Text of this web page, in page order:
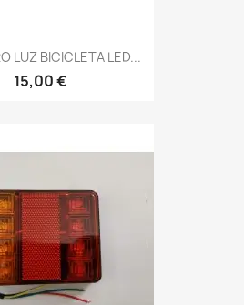
LUZ BICICLETA LED...
15,00 €